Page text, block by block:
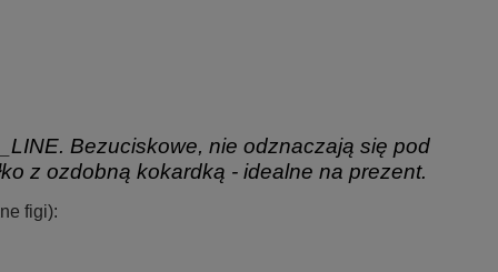
Bezuciskowe, nie odznaczają się pod
z ozdobną kokardką - idealne na prezent.
figi):